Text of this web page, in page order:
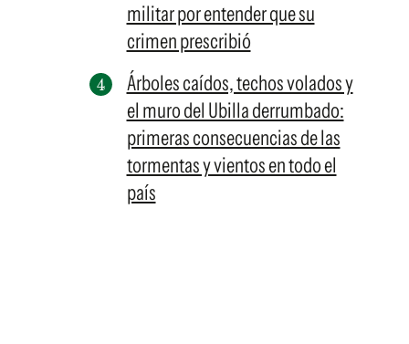
militar por entender que su
crimen prescribió
Árboles caídos, techos volados y
el muro del Ubilla derrumbado:
primeras consecuencias de las
tormentas y vientos en todo el
país